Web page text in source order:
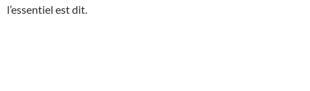
l’essentiel est dit.